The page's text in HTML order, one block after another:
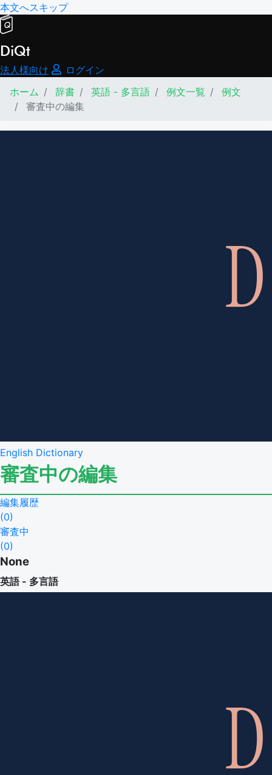
本文へスキップ
DiQt
法人様向け
ログイン
ホーム
辞書 英語 - 多言語 例文一覧
例文
審査中の編集
English Dictionary
審査中の編集
編集履歴
(0)
審査中
(0)
None
英語 - 多言語